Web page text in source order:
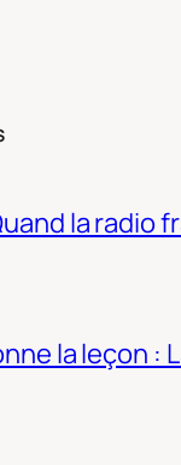
la
la leçon :